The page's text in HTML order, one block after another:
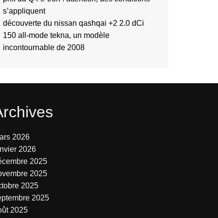
s’appliquent
découverte du nissan qashqai +2 2.0 dCi
150 all-mode tekna, un modèle
incontournable de 2008
2026
2026
2025
2025
2025
2025
2025